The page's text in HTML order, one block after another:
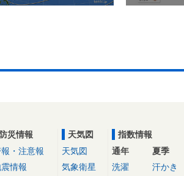
防災情報
・注意報
情報
天気図
天気図
気象衛星
指数情報
通年
洗濯
夏季
汗かき